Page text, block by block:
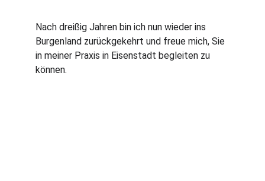
Nach dreißig Jahren bin ich nun wieder ins
Burgenland zurückgekehrt und freue mich, Sie
in meiner Praxis in Eisenstadt begleiten zu
können.